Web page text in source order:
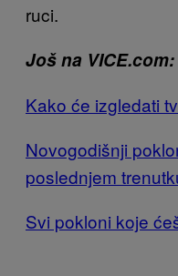
ruci.
Još na VICE.com:
Kako će izgledati
Novogodišnji
poslednjem
Svi pokloni koje